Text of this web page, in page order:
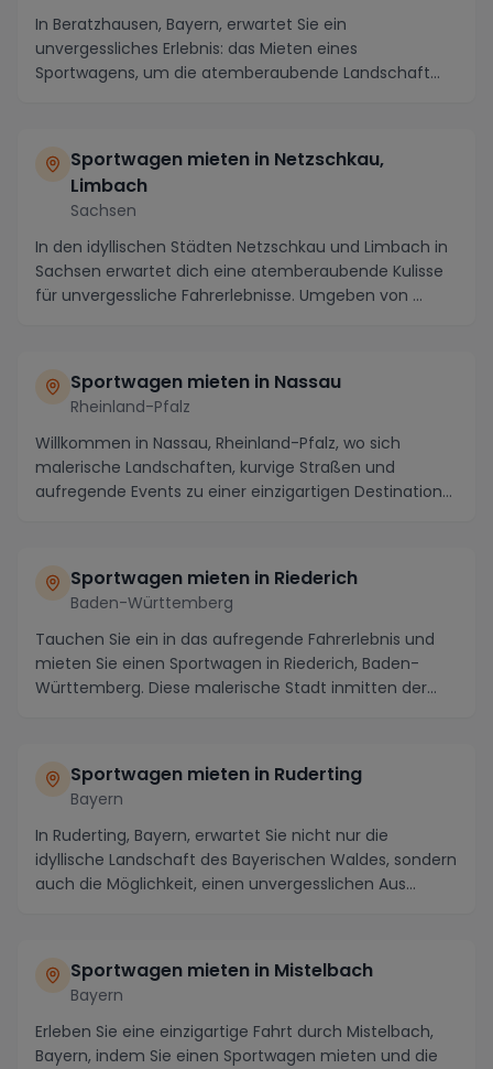
In Beratzhausen, Bayern, erwartet Sie ein
unvergessliches Erlebnis: das Mieten eines
Sportwagens, um die atemberaubende Landschaft
Sportwagen mieten in Netzschkau,
Limbach
Sachsen
In den idyllischen Städten Netzschkau und Limbach in
Sachsen erwartet dich eine atemberaubende Kulisse
für unvergessliche Fahrerlebnisse. Umgeben von ...
Sportwagen mieten in Nassau
Rheinland-Pfalz
Willkommen in Nassau, Rheinland-Pfalz, wo sich
malerische Landschaften, kurvige Straßen und
aufregende Events zu einer einzigartigen Destination
Sportwagen mieten in Riederich
Baden-Württemberg
Tauchen Sie ein in das aufregende Fahrerlebnis und
mieten Sie einen Sportwagen in Riederich, Baden-
Württemberg. Diese malerische Stadt inmitten der
Sportwagen mieten in Ruderting
Bayern
In Ruderting, Bayern, erwartet Sie nicht nur die
idyllische Landschaft des Bayerischen Waldes, sondern
auch die Möglichkeit, einen unvergesslichen Aus...
Sportwagen mieten in Mistelbach
Bayern
Erleben Sie eine einzigartige Fahrt durch Mistelbach,
Bayern, indem Sie einen Sportwagen mieten und die